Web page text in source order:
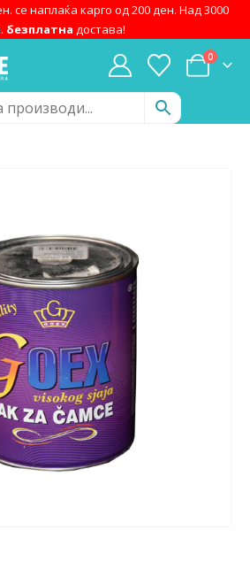
се наплаќа карго од 200 ден. Над 3000
безплатна достава!
0